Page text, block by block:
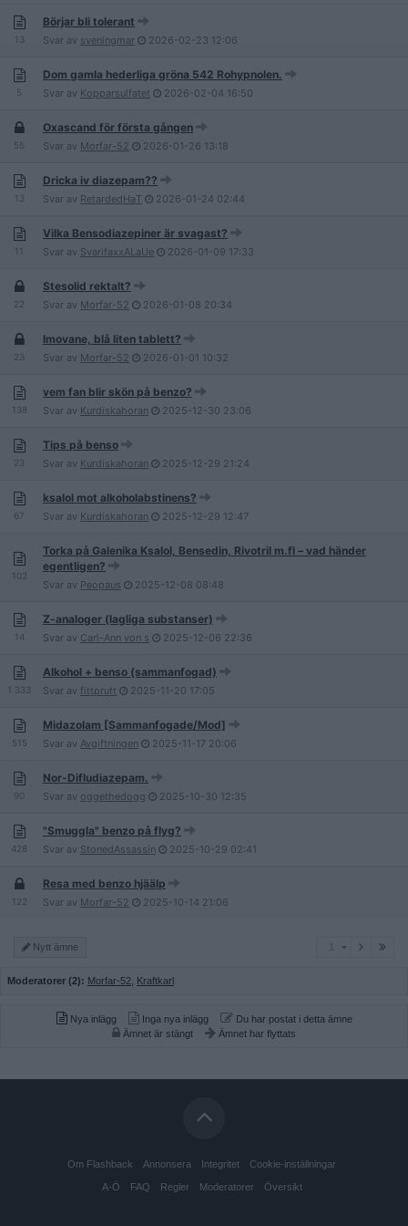
13
Börjar bli tolerant
Svar av sveningmar 2026-02-23 12:06
5
Dom gamla hederliga gröna 542 Rohypnolen.
Svar av Kopparsulfatet 2026-02-04 16:50
55
Oxascand för första gången
Svar av Morfar-52 2026-01-26 13:18
13
Dricka iv diazepam??
Svar av RetardedHaT 2026-01-24 02:44
11
Vilka Bensodiazepiner är svagast?
Svar av SvarifaxxALaUe 2026-01-09 17:33
22
Stesolid rektalt?
Svar av Morfar-52 2026-01-08 20:34
23
Imovane, blå liten tablett?
Svar av Morfar-52 2026-01-01 10:32
138
vem fan blir skön på benzo?
Svar av Kurdiskahoran 2025-12-30 23:06
23
Tips på benso
Svar av Kurdiskahoran 2025-12-29 21:24
67
ksalol mot alkoholabstinens?
Svar av Kurdiskahoran 2025-12-29 12:47
102
Torka på Galenika Ksalol, Bensedin, Rivotril m.fl – vad händer
egentligen?
Svar av Peopaus 2025-12-08 08:48
14
Z-analoger (lagliga substanser)
Svar av Carl-Ann von s 2025-12-06 22:36
1 333
Alkohol + benso (sammanfogad)
Svar av fittprutt 2025-11-20 17:05
515
Midazolam [Sammanfogade/Mod]
Svar av Avgiftningen 2025-11-17 20:06
90
Nor-Difludiazepam.
Svar av oggethedogg 2025-10-30 12:35
428
"Smuggla" benzo på flyg?
Svar av StonedAssassin 2025-10-29 02:41
122
Resa med benzo hjäälp
Svar av Morfar-52 2025-10-14 21:06
Nytt ämne
Moderatorer (2): Morfar-52 Kraftkarl
Nya inlägg Inga nya inlägg
Du har postat i detta ämne
Ämnet är stängt
Ämnet har flyttats
Om Flashback Annonsera Integritet Cookie-inställningar
A-Ö FAQ Regler Moderatorer Översikt